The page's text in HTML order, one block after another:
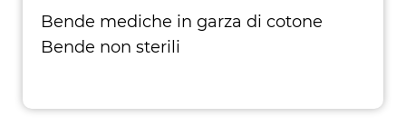
Bende mediche in garza di cotone
Bende non sterili